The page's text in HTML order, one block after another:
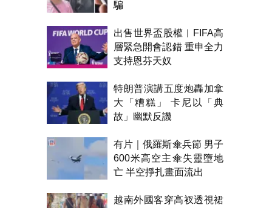
騙
出售世界盃股權︱FIFA高
層緊急開會認錯 重申全力
支持恩芬天奴
特朗普演講五度炮轟加拿
大「糟糕」 卡尼以「典
故」幽默反譏
有片｜俄羅斯傘兵節 男子
600米高空主傘失靈墮地
亡 半空掙扎畫面流出
越南外國客穿高衩透視裙